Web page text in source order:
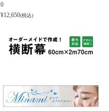
0
¥12,650(税込)